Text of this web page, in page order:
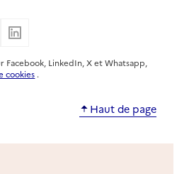
sur Facebook
Partager sur X
Facebook, LinkedIn, X et Whatsapp,
cookies .
Haut de page